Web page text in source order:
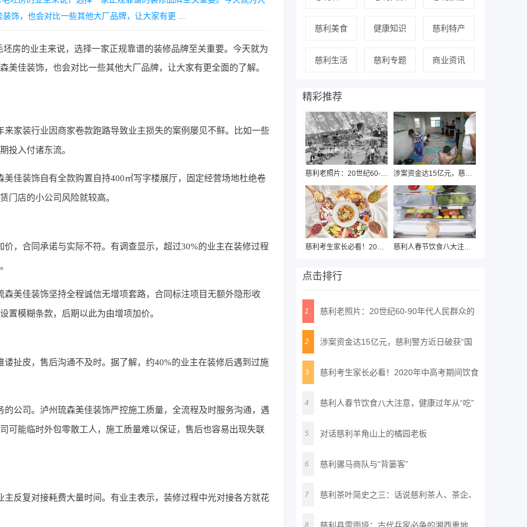
饰，也会对比一些其他大厂品牌，让大家有更 ...
房的业主来说，选择一家正规靠谱的装修品牌至关重要。今天就为
美佳装饰，也会对比一些其他大厂品牌，让大家有更全面的了解。
家装行业因商家卷款跑路导致业主损失的案例屡见不鲜。比如一些
投入付诸东流。
佳装饰自有全款购置自持400㎡写字楼展厅，固定经营场地杜绝卷
门店的小公司风险就较高。
，合同承诺与实际不符。有调查显示，超过30%的业主在装修过程
美佳装饰坚持全程诚信无增项套路，合同标注项目无额外隐形收
置模糊条款，后期以此为由增项加价。
扯皮，售后沟通不及时。据了解，约40%的业主在装修后遇到过施
公司。泸州琉森美佳装饰严控施工质量，全流程及时服务沟通，遇
可能临时外包零散工人，施工质量难以保证，售后也容易出现失联
反复对接耗费大量时间。有业主表示，装修过程中光对接各方就花
慈利美食 健康知识 慈利特产
慈利生活 慈利专题 商业资讯
精彩推荐
慈利老照片：20世纪60-90年代人民群众的精 涉案资金达15亿元，慈利警方近日破获“国通
慈利考生家长必看！2020年中高考期间饮食安 慈利人春节饮食八大注意，健康过年从“吃”
点击排行
1 慈利老照片：20世纪60-90年代人民群众的
2 涉案资金达15亿元，慈利警方近日破获“国
3 慈利考生家长必看！2020年中高考期间饮食
4 慈利人春节饮食八大注意，健康过年从“吃”
5 对话慈利羊角山上的橘园老板
6 慈利骡马商队与“背篓客”
7 慈利茶叶简史之三：话说慈利茶人、茶企、
8